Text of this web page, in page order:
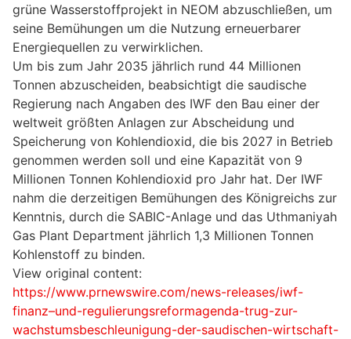
grüne Wasserstoffprojekt in NEOM abzuschließen, um
seine Bemühungen um die Nutzung erneuerbarer
Energiequellen zu verwirklichen.
Um bis zum Jahr 2035 jährlich rund 44 Millionen
Tonnen abzuscheiden, beabsichtigt die saudische
Regierung nach Angaben des IWF den Bau einer der
weltweit größten Anlagen zur Abscheidung und
Speicherung von Kohlendioxid, die bis 2027 in Betrieb
genommen werden soll und eine Kapazität von 9
Millionen Tonnen Kohlendioxid pro Jahr hat. Der IWF
nahm die derzeitigen Bemühungen des Königreichs zur
Kenntnis, durch die SABIC-Anlage und das Uthmaniyah
Gas Plant Department jährlich 1,3 Millionen Tonnen
Kohlenstoff zu binden.
View original content:
https://www.prnewswire.com/news-releases/iwf-
finanz–und-regulierungsreformagenda-trug-zur-
wachstumsbeschleunigung-der-saudischen-wirtschaft-